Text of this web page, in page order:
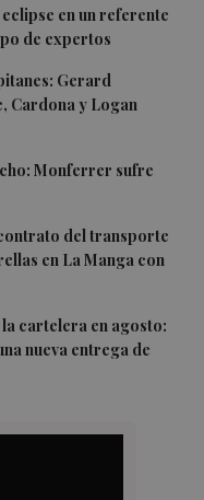
en un referente
de expertos
Gerard
Cardona y Logan
Monferrer sufre
del transporte
en La Manga con
cartelera en agosto:
nueva entrega de